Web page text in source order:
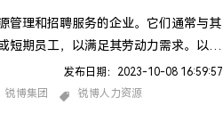
管理和招聘服务的企业。它们通常与其
短期员工，以满足其劳动力需求。以下
招聘与筛选：劳务派遣公司会招聘、筛
业的特定需求。这些员工通常被派遣到
发布日期：2023-10-08 16:59:57
锐博集团 锐博人力资源